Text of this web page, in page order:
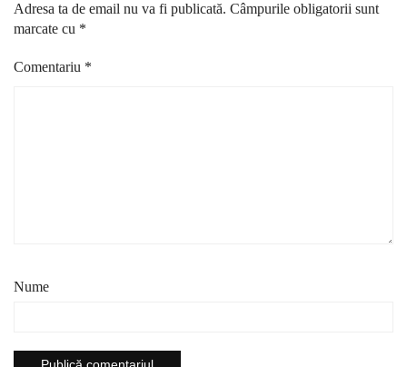
Adresa ta de email nu va fi publicată. Câmpurile obligatorii sunt
marcate cu *
Comentariu *
Nume